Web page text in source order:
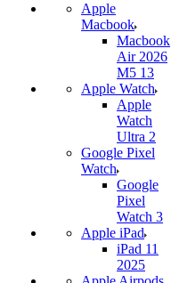
Apple
Macbook
Macbook
Air 2026
M5 13
Apple Watch
Apple
Watch
Ultra 2
Google Pixel
Watch
Google
Pixel
Watch 3
Apple iPad
iPad 11
2025